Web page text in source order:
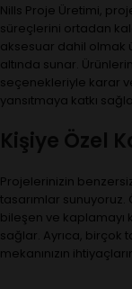
Nills Proje Üretimi,
süreçlerini ortadan
aksesuar dahil olmak
altında sunar.
seçenekleriyle karar
yansıtmaya katkı
Kişiye Özel
Projelerinizin
tasarımlar
bileşen ve
sağlar. Ayrıca, birçok
mekanınızın